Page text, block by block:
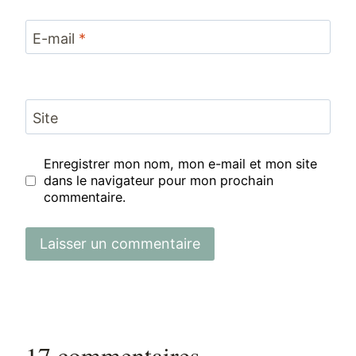
E-mail *
Site
Enregistrer mon nom, mon e-mail et mon site
dans le navigateur pour mon prochain
commentaire.